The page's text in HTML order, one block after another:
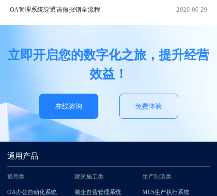
OA管理系统穿透请假报销全流程
2026-06-29
立即开启您的数字化之旅，提升经营
效益！
在线咨询 免费体验
通用产品
通用类
OA办公自动化系统
建筑施工类
装企自营管理系统
生产制造类
MES生产执行系统